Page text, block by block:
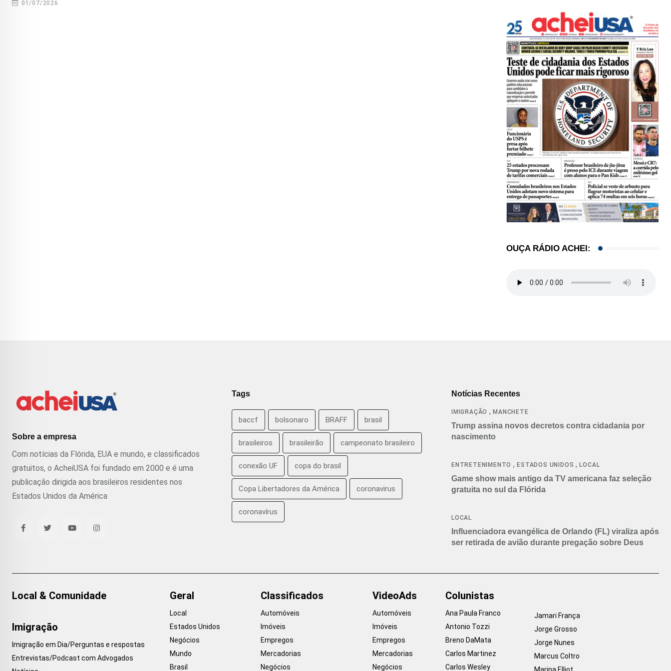
01/07/2026
OUÇA RÁDIO ACHEI:
Sobre a empresa
Com notícias da Flórida, EUA e mundo, e classificados
gratuitos, o AcheiUSA foi fundado em 2000 e é uma
publicação dirigida aos brasileiros residentes nos
Estados Unidos da América
Tags
baccf bolsonaro BRAFF brasil
brasileiros brasileirão campeonato brasileiro
conexão UF copa do brasil
Copa Libertadores da América coronavirus
coronavírus
Notícias Recentes
IMIGRAÇÃO ,MANCHETE
Trump assina novos decretos contra cidadania por
nascimento
ENTRETENIMENTO ,ESTADOS UNIDOS ,LOCAL
Game show mais antigo da TV americana faz seleção
gratuita no sul da Flórida
LOCAL
Influenciadora evangélica de Orlando (FL) viraliza após
ser retirada de avião durante pregação sobre Deus
Local & Comunidade
Imigração
Imigração em Dia/Perguntas e respostas
Entrevistas/Podcast com Advogados
Geral
Local
Estados Unidos
Negócios
Mundo
Brasil
Classificados
Automóveis
Imóveis
Empregos
Mercadorias
Negócios
VideoAds
Automóveis
Imóveis
Empregos
Mercadorias
Negócios
Colunistas
Ana Paula Franco
Antonio Tozzi
Breno DaMata
Carlos Martinez
Carlos Wesley
Jamari França
Jorge Grosso
Jorge Nunes
Marcus Coltro